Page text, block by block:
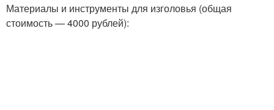
Материалы и инструменты для изголовья (общая
стоимость — 4000 рублей):